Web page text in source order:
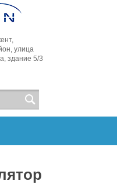
улица
здание 5/3